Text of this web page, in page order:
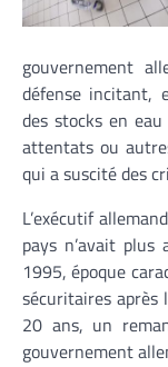
gouvernement
défense incitant,
des stocks en
attentats ou
qui a suscité des
L’exécutif
pays n’avait plus
1995, époque
sécuritaires après
20 ans, un
gouvernement